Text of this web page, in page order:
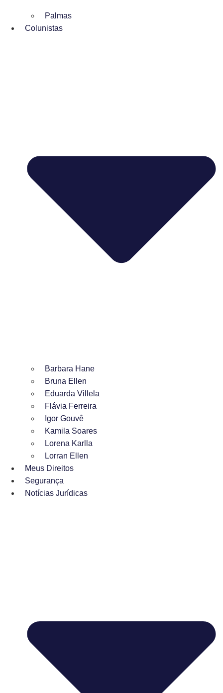
Palmas
Colunistas
Barbara Hane
Bruna Ellen
Eduarda Villela
Flávia Ferreira
Igor Gouvê
Kamila Soares
Lorena Karlla
Lorran Ellen
Meus Direitos
Segurança
Notícias Jurídicas